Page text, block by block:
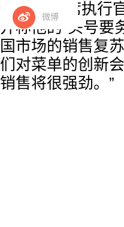
微博
百胜首席执行
并称他的“头号要
国市场的销售复
们对菜单的创新
销售将很强劲。”